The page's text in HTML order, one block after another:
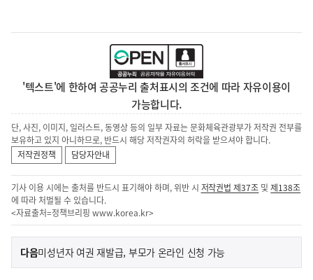
'텍스트'에 한하여 공공누리 출처표시의 조건에 따라 자유이용이
가능합니다.
단, 사진, 이미지, 일러스트, 동영상 등의 일부 자료는 문화체육관광부가 저작권 전부를
보유하고 있지 아니하므로, 반드시 해당 저작권자의 허락을 받으셔야 합니다.
저작권정책
담당자안내
기사 이용 시에는 출처를 반드시 표기해야 하며, 위반 시 저작권법 제37조 및제138조
에 따라 처벌될 수 있습니다.
<자료출처=정책브리핑 www.korea.kr>
이
전
다음기
미성년자 여권 재발급, 부모가 온라인 신청 가능